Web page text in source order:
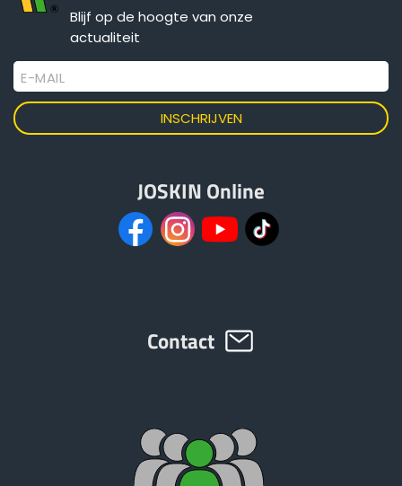
Hakselaar
Montage aan de achterzijde
Montage aan de zijde
Blijf op de hoogte van onze
actualiteit
E-MAIL
JOSKIN Online
Contact